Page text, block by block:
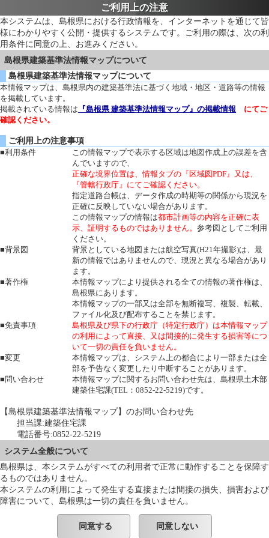
ご利用上の注意
本システムは、島根県における行政情報を、インターネットを通じて皆
様にわかりやすく公開・提供するシステムです。ご利用の際は、次の利
用条件に同意の上、お進みください。
島根県建築基準法情報マップについて
島根県建築基準法情報マップについて
本情報マップは、島根県内の建築基準法に基づく地域・地区・道路等の情報
を掲載しています。
掲載されている情報は 『島根県 建築基準法情報マップ』の掲載情報 にてご
確認ください。
ご利用上の注意事項
■利用条件
この情報マップで表示する区域は地図作成上の誤差を含
んでいますので、
正確な境界位置は、情報タブの『区域図PDF』又は、
『管轄行政庁』にてご確認ください。
指定道路台帳は、データ作成の時期等の関係から現況を
正確に反映していない場合があります。
この情報マップの情報は都市計画等の内容を正確に表
示、証明するものではありません。 参考図としてご利用
ください。
■背景図
背景としている地図または航空写真(H21年撮影)は、最
新の情報ではありませんので、現況と異なる場合があり
ます。
■著作権
本情報マップにより提供される全ての情報の著作権は、
島根県にあります。
本情報マップの一部又は全部を無断複写、複製、転載、
ファイル化及び配布することを禁じます。
■免責事項
島根県及び県下の行政庁（特定行政庁）は本情報マップ
の利用によって直接、又は間接的に発生する損害等につ
いて一切の責任を負いません。
■変更
本情報マップは、システム上の都合により一部または全
部を予告なく変更したり中断することがあります。
■問い合わせ
本情報マップに関するお問い合わせ先は、島根県土木部
建築住宅課(TEL：0852-22-5219)です。
【島根県建築基準法情報マップ】のお問い合わせ先
担当課:建築住宅課
電話番号:0852-22-5219
システム全般について
島根県は、本システムがすべての利用者で正常に動作することを保障す
るものではありません。
本システムの利用によって発生する直接または間接の損失、損害および
障害について、島根県は一切の責任を負いません。
同意する 同意しない